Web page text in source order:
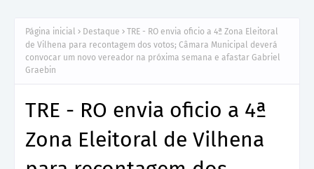
Página inicial Destaque
TRE - RO envia oficio a 4ª Zona Eleitoral
de Vilhena para recontagem dos votos; Câmara Municipal deverá
convocar um novo vereador na próxima semana e afastar Gabriel
Graebin
TRE - RO envia oficio a 4ª
Zona Eleitoral de Vilhena